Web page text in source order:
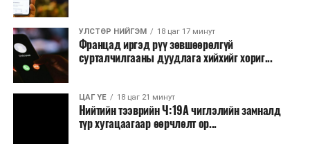
УЛСТӨР НИЙГЭМ 18 цаг 17 минут
Францад иргэд рүү зөвшөөрөлгүй
сурталчилгааны дуудлага хийхийг хориг...
ЦАГ ҮЕ 18 цаг 21 минут
Нийтийн тээврийн Ч:19А чиглэлийн замналд
түр хугацаагаар өөрчлөлт ор...